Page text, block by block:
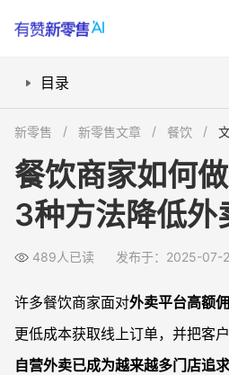
目录
用自有外卖小程序流量+活动提升
如何搭配第三方配送，为自营外
自营外卖怎么吸引顾客转移下单？
自营外卖如何锁定客户信息并做私域
新零售 新零售文章 餐饮
餐饮商家如何
3种方法降低外
489人已读 发布于：2025-07-
许多餐饮商家面对外卖平台高额
更低成本获取线上订单，并把客
自营外卖已成为越来越多门店追